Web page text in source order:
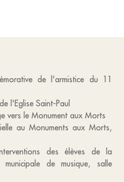
de l'armistice du 11
l'Eglise Saint-Paul
vers le Monument aux Morts
au Monuments aux Morts,
des élèves de la
de musique, salle